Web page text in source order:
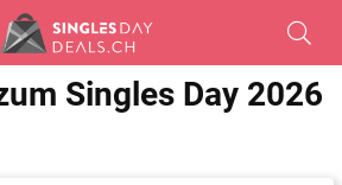
Singles Day 2026